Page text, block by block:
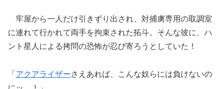
牢屋から一人だけ引きずり出され、対捕虜専用の取調室
に連れて行かれて両手を拘束された拓斗。そんな彼に、ハ
ント星人による拷問の恐怖が忍び寄ろうとしていた！
「 アクアライザーさえあれば、こんな奴らには負けないの